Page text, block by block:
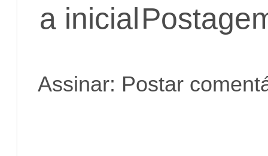
a inicial
Assinar: Postar